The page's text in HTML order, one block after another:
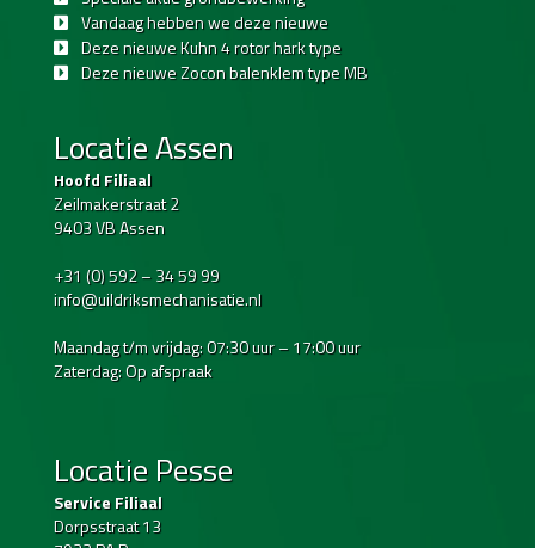
Vandaag hebben we deze nieuwe
Deze nieuwe Kuhn 4 rotor hark type
Deze nieuwe Zocon balenklem type MB
Locatie Assen
Hoofd Filiaal
Zeilmakerstraat 2
9403 VB Assen
+31 (0) 592 – 34 59 99
info@uildriksmechanisatie.nl
Maandag t/m vrijdag: 07:30 uur – 17:00 uur
Zaterdag: Op afspraak
Locatie Pesse
Service Filiaal
Dorpsstraat 13